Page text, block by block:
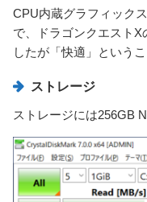
CPU内蔵グラフィック
で、ドラゴンクエストX
したが「快適」という
ストレージ
ストレージには256GB